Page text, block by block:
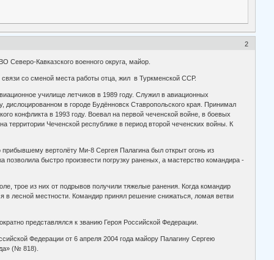
2
Северо-Кавказского военного округа, майор.
со сменой места работы отца, жил в Туркменской ССР.
училище летчиков в 1989 году. Служил в авиационных
дислоцированном в городе Будённовск Ставропольского края. Принимал
конфликта в 1993 году. Воевал на первой чеченской войне, в боевых
территории Чеченской республике в период второй чеченских войны. К
вертолёту Ми-8 Сергея Палагина был открыт огонь из
быстро произвести погрузку раненых, а мастерство командира -
трое из них от подрывов получили тяжелые ранения. Когда командир
в лесной местности. Командир принял решение снижаться, ломая ветви
представлялся к званию Героя Российской Федерации.
Федерации от 6 апреля 2004 года майору Палагину Сергею
(№ 818).